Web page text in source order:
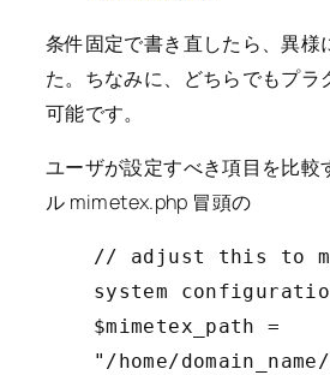
条件固定で書き直したら、異様
た。ちなみに、どちらでもプラ
可能です。
ユーザが設定すべき項目を比較
ル mimetex.php 冒頭の
// adjust this to
system
$mimetex_path =
"/home/